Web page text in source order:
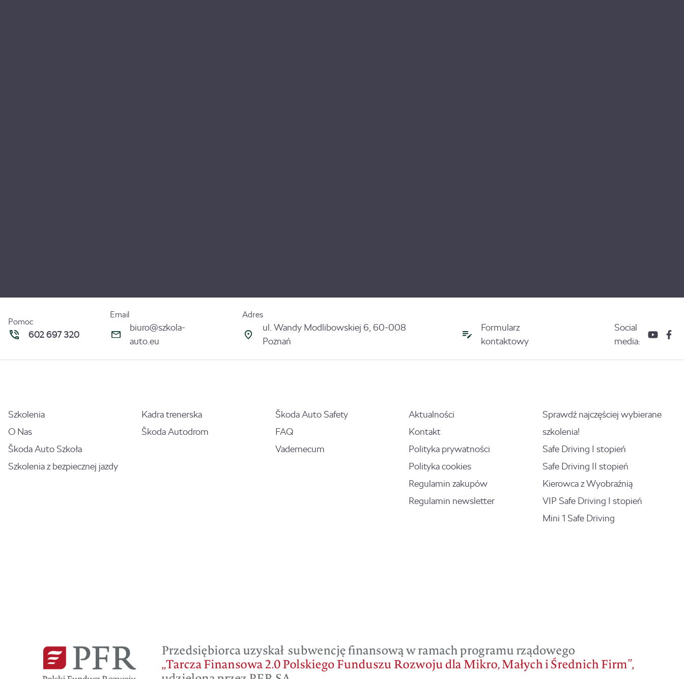
Pomoc
602 697 320
Email
biuro@szkola-
auto.eu
Adres
ul. Wandy Modlibowskiej 6, 60-008
Poznań
Formularz
kontaktowy
Social
media:
Szkolenia
O Nas
Škoda Auto Szkoła
Szkolenia z bezpiecznej jazdy
Kadra trenerska
Škoda Autodrom
Škoda Auto Safety
FAQ
Vademecum
Aktualności
Kontakt
Polityka prywatności
Polityka cookies
Regulamin zakupów
Regulamin newsletter
Sprawdź najczęściej wybierane
szkolenia!
Safe Driving I stopień
Safe Driving II stopień
Kierowca z Wyobraźnią
VIP Safe Driving I stopień
Mini 1 Safe Driving